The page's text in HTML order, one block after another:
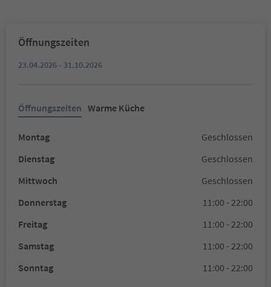
Öffnungszeiten
23.04.2026 - 31.10.2026
Öffnungszeiten Warme Küche
Montag
Geschlossen
Dienstag
Geschlossen
Mittwoch
Geschlossen
Donnerstag
11:00 - 22:00
Freitag
11:00 - 22:00
Samstag
11:00 - 22:00
Sonntag
11:00 - 22:00